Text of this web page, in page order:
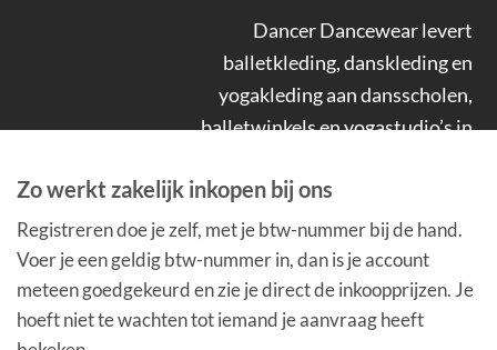
Dancer Dancewear levert
balletkleding, danskleding en
yogakleding aan dansscholen,
balletwinkels en yogastudio’s in
Europa. Wij verkopen alleen
zakelijk. Je bestelt via een B2B-
account op deze site, net zoals in
een gewone webshop, met jouw
inkoopprijzen zichtbaar zodra je
Zo werkt zakelijk inkopen bij ons
Registreren doe je zelf, met je btw-nummer bij de hand.
Voer je een geldig btw-nummer in, dan is je account
meteen goedgekeurd en zie je direct de inkoopprijzen. Je
hoeft niet te wachten tot iemand je aanvraag heeft